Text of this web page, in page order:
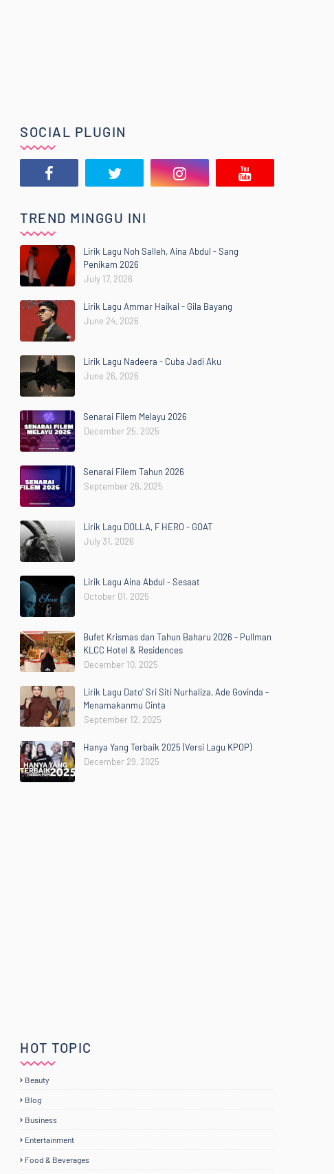
SOCIAL PLUGIN
TREND MINGGU INI
Lirik Lagu Noh Salleh, Aina Abdul - Sang
Penikam 2026
July 17, 2026
Lirik Lagu Ammar Haikal - Gila Bayang
June 24, 2026
Lirik Lagu Nadeera - Cuba Jadi Aku
June 26, 2026
Senarai Filem Melayu 2026
December 25, 2025
Senarai Filem Tahun 2026
September 26, 2025
Lirik Lagu DOLLA, F HERO - GOAT
July 31, 2026
Lirik Lagu Aina Abdul - Sesaat
October 01, 2025
Bufet Krismas dan Tahun Baharu 2026 - Pullman
KLCC Hotel & Residences
December 10, 2025
Lirik Lagu Dato' Sri Siti Nurhaliza, Ade Govinda -
Menamakanmu Cinta
September 12, 2025
Hanya Yang Terbaik 2025 (Versi Lagu KPOP)
December 29, 2025
HOT TOPIC
Beauty
Blog
Business
Entertainment
Food & Beverages